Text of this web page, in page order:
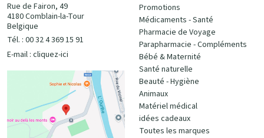
Rue de Fairon, 49
4180 Comblain-la-Tour
Belgique
Tél. : 00 32 4 369 15 91
E-mail : cliquez-ici
Promotions
Médicaments - Santé
Pharmacie de Voyage
Parapharmacie - Compléments
Bébé & Maternité
Santé naturelle
Beauté - Hygiène
Animaux
Matériel médical
idées cadeaux
Toutes les marques